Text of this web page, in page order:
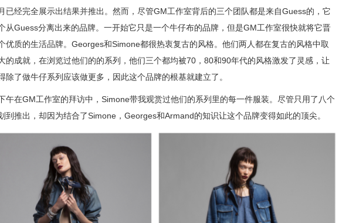
已经完全展示出结果并推出。 然而，尽管GM工作室背后的三个团队都是来自Guess的，它
从Guess分离出来的品牌。一开始它只是一个牛仔布的品牌，但是GM工作室很快就将它晋
优质的生活品牌。 Georges和Simone都很热衷复古的风格。他们两人都在复古的风格中取
的成就，在浏览过他们的的系列，他们三个都均被70，80和90年代的风格激发了灵感，让
除了做牛仔系列应该做更多，因此这个品牌的根基就建立了。
午在GM工作室的拜访中，Simone带我观赏过他们的系列里的每一件服装。尽管只用了八个
到推出，却因为结合了Simone，Georges和Armand的知识让这个品牌变得如此的顶尖。